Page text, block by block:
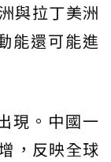
與拉丁美洲
能還可能進
現。中國一
，反映全球